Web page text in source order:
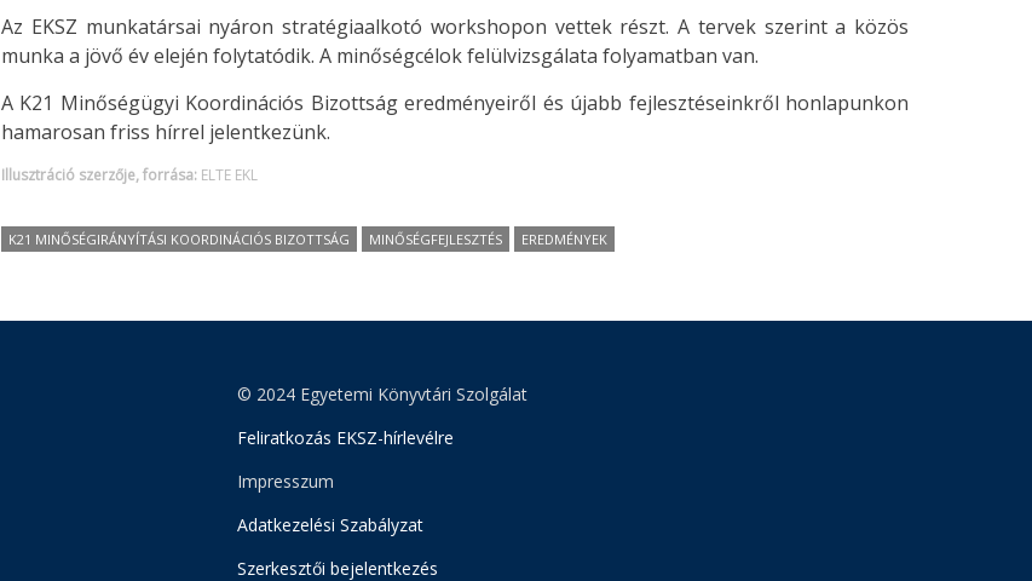
Az EKSZ munkatársai nyáron stratégiaalkotó workshopon vettek részt. A tervek szerint a közös
munka a jövő év elején folytatódik. A minőségcélok felülvizsgálata folyamatban van.
A K21 Minőségügyi Koordinációs Bizottság eredményeiről és újabb fejlesztéseinkről honlapunkon
hamarosan friss hírrel jelentkezünk.
Illusztráció szerzője, forrása: ELTE EKL
K21 MINŐSÉGIRÁNYÍTÁSI KOORDINÁCIÓS BIZOTTSÁG MINŐSÉGFEJLESZTÉS EREDMÉNYEK
© 2024 Egyetemi Könyvtári Szolgálat
Feliratkozás EKSZ-hírlevélre
Impresszum
Adatkezelési Szabályzat
Szerkesztői bejelentkezés